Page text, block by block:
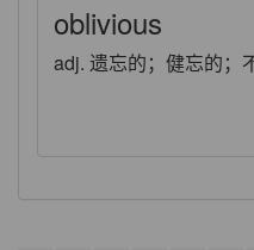
oblivious
adj. 遗忘的；健忘的；